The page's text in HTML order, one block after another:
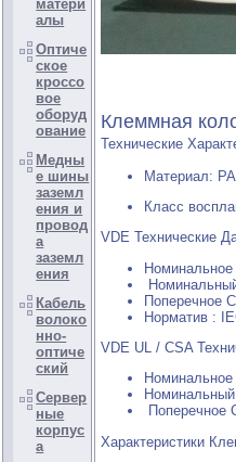
матери
алы
Оптиче
ское
кроссо
вое
оборуд
ование
Медны
е шины
заземл
ения и
провод
а
заземл
ения
Кабель
волоко
нно-
оптиче
ский
Сервер
ные
корпус
а
Клеммная
Технические
Материал:
Класс
VDE Технические
Поперечное
Норматив :
VDE UL / CSA
Поперечное
Характеристики